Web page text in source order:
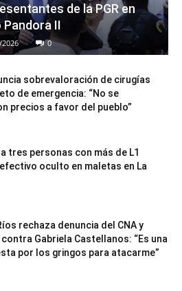
de la PGR en
Pandora II
0
sobrevaloración de cirugías
de emergencia: “No se
precios a favor del pueblo”
tres personas con más de L1
oculto en maletas en La
rechaza denuncia del CNA y
Gabriela Castellanos: “Es una
por los gringos para atacarme”